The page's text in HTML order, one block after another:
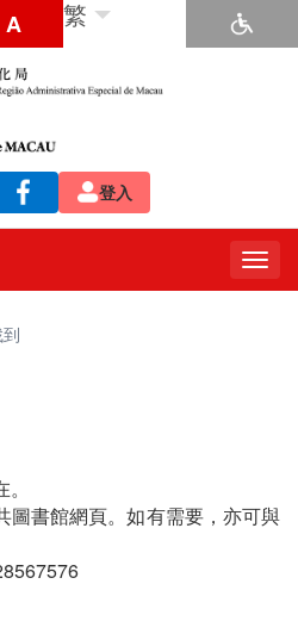
A 繁
登入
圖書館網頁。如有需要，亦可與